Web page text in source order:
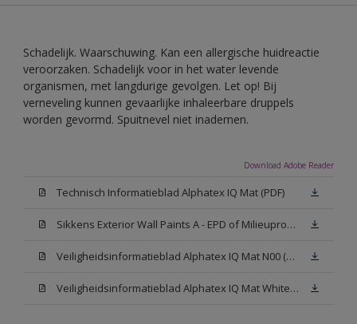
Schadelijk. Waarschuwing. Kan een allergische huidreactie
veroorzaken. Schadelijk voor in het water levende
organismen, met langdurige gevolgen. Let op! Bij
verneveling kunnen gevaarlijke inhaleerbare druppels
worden gevormd. Spuitnevel niet inademen.
Download Adobe Reader
Technisch Informatieblad Alphatex IQ Mat (PDF)
Sikkens Exterior Wall Paints A - EPD of Milieuproductverklaring
Veiligheidsinformatieblad Alphatex IQ Mat N00 (MSDS)
Veiligheidsinformatieblad Alphatex IQ Mat White W05 (MSDS)